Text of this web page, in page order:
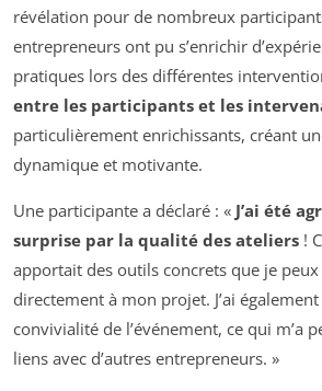
révélation pour de nombreux
entrepreneurs ont pu s’enrichir
pratiques lors des différentes
entre les participants et les
particulièrement enrichissants, créant
dynamique et motivante.
Une participante a déclaré : « J’ai été
surprise par la qualité des ateliers !
apportait des outils concrets que je
directement à mon projet. J’ai
convivialité de l’événement, ce qui m’a
liens avec d’autres entrepreneurs. »